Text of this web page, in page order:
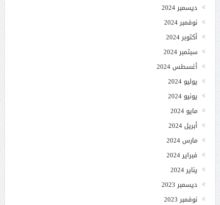
ديسمبر 2024
نوفمبر 2024
أكتوبر 2024
سبتمبر 2024
أغسطس 2024
يوليو 2024
يونيو 2024
مايو 2024
أبريل 2024
مارس 2024
فبراير 2024
يناير 2024
ديسمبر 2023
نوفمبر 2023